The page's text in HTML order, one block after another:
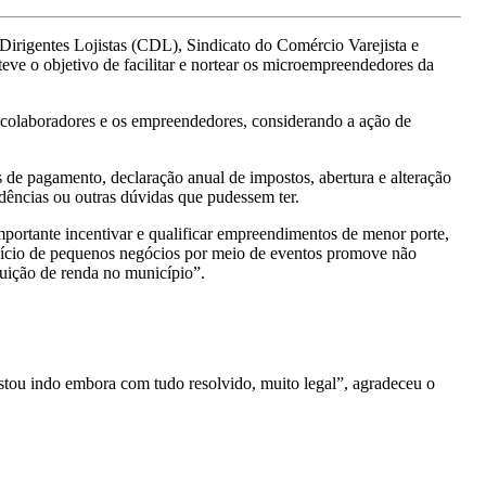
Lojistas (CDL), Sindicato do Comércio Varejista e
o objetivo de facilitar e nortear os microempreendedores da
e os empreendedores, considerando a ação de
pagamento, declaração anual de impostos, abertura e alteração
ou outras dúvidas que pudessem ter.
incentivar e qualificar empreendimentos de menor porte,
de pequenos negócios por meio de eventos promove não
de renda no município”.
indo embora com tudo resolvido, muito legal”, agradeceu o